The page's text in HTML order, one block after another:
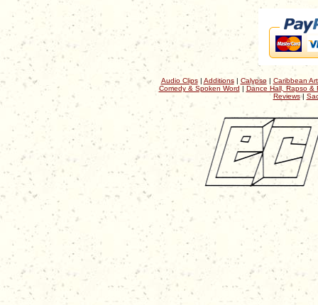
Audio Clips| Additions| Calypso| Caribbean
Comedy & Spoken Word | Dance Hall, Rapso &
Reviews|